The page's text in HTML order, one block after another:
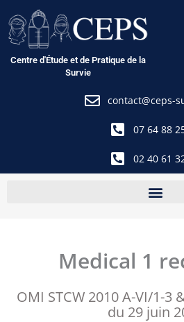
au
contenu
Centre d'Étude et de Pratique de la
Survie
contact@ceps-
07 64 88
02 40 61
Medical 1
OMI STCW 2010 A-VI/1-3
du 29 juin